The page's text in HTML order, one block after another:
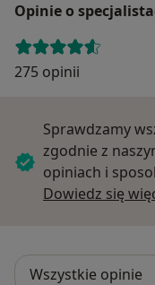
Opinie o
275 opinii
Sprawdzamy
zgodnie z
opiniach i
Dowiedz się